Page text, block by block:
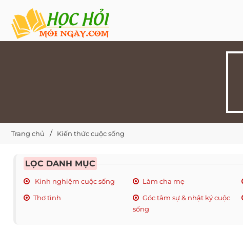
Trang chủ Kiến thức cuộc sống
LỌC DANH MỤC
Kinh nghiệm cuộc sống Làm cha mẹ
Thơ tình
Góc tâm sự & nhật ký cuộc
sống